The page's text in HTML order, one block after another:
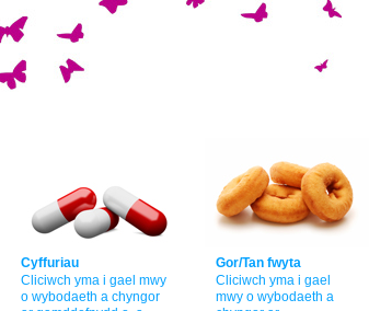
Cyffuriau
Cliciwch yma i gael mwy
o wybodaeth a chyngor
Gor/Tan fwyta
Cliciwch yma i gael
mwy o wybodaeth a